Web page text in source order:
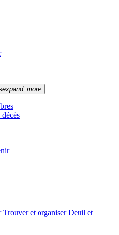
expand_more
Trouver et organiser Deuil et